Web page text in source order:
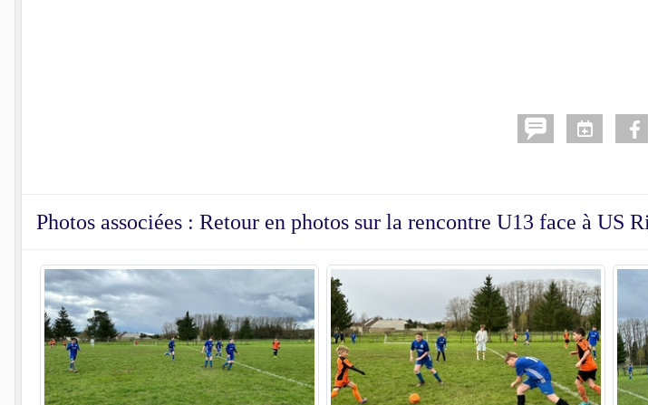
Photos associées : Retour en photos sur la rencontre U13 face à US